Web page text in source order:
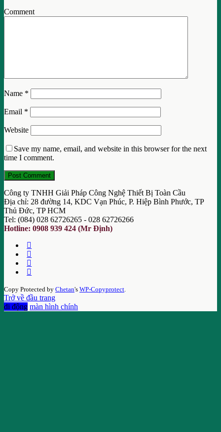
Comment
Name *
Email *
Website
Save my name, email, and website in this browser for the next
time I comment.
Công ty TNHH Giải Pháp Công Nghệ Thiết Bị Toàn Cầu
Địa chỉ: 28 đường 14, KDC Vạn Phúc, P. Hiệp Bình Phước, TP
Thủ Đức, TP HCM
Tel: (084) 028 62726265 - 028 62726266
Hotline: 0908 939 424 (Mr Định)
Copy Protected by Chetan's WP-Copyprotect.
Trở về đầu trang
di động màn hình chính